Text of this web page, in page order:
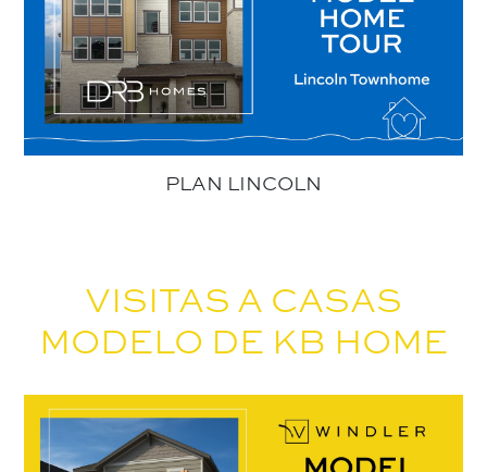
PLAN LINCOLN
VISITAS A CASAS
MODELO DE KB HOME